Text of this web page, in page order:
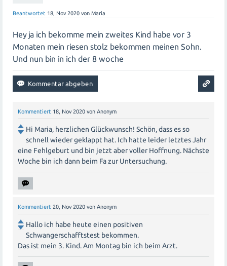
schwangere Frauen mit einem ET im Juli 2021 zu suchen.
Hier kannst du Fotos teilen, Fragen stellen und dich
vernetzen.
Geburtsvorbereitungskurs an und treffe dort andere
werdende Mütter mit ähnlichem Entbindungstermin. Ihr
danach in Kontakt bleiben.
Lokale Treffen: Informiere dich über lokale Treffen
oder Veranstaltungen für Schwangere in deiner Nähe.
Dort hast du die Möglichkeit, persönlich andere Mamis
kennenzulernen und euch auszutauschen.
und jeder seine eigenen Erfahrungen macht. Es kann
sehr hilfreich sein, sich mit anderen auszutauschen, aber
vergiss nicht, dass jede Situation individuell ist. Jede
Mutter hat ihre eigenen Bedürfnisse und
Herausforderungen. Sei offen für den Austausch und
Beantwortet 18, Nov 2020 von Maria
Hey ja ich bekomme mein zweites Kind habe vor 3
Monaten mein riesen stolz bekommen meinen Sohn.
Und nun bin in ich der 8 woche
Kommentiert 18, Nov 2020 von Anonym
Hi Maria, herzlichen Glückwunsch! Schön, dass es so
schnell wieder geklappt hat. Ich hatte leider letztes Jahr
eine Fehlgeburt und bin jetzt aber voller Hoffnung. Nächste
Woche bin ich dann beim Fa zur Untersuchung.
Kommentiert 20, Nov 2020 von Anonym
Hallo ich habe heute einen positiven
Schwangerschafftstest bekommen.
Das ist mein 3. Kind. Am Montag bin ich beim Arzt.